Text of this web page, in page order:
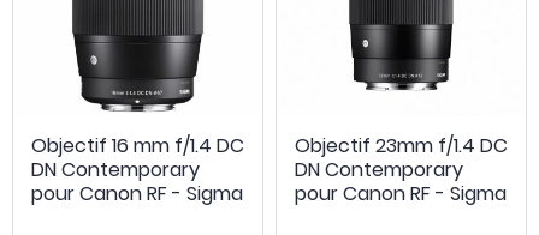
Objectif 16 mm f/1.4 DC
DN Contemporary
pour Canon RF - Sigma
Objectif 23mm f/1.4 DC
DN Contemporary
pour Canon RF - Sigma